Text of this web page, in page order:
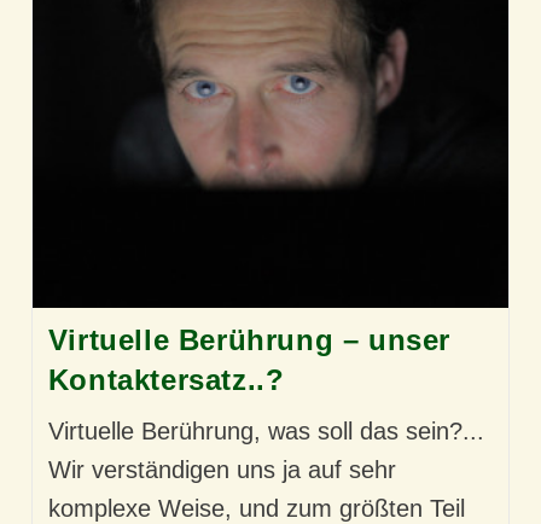
Virtuelle Berührung – unser
Kontaktersatz..?
Virtuelle Berührung, was soll das sein?...
Wir verständigen uns ja auf sehr
komplexe Weise, und zum größten Teil